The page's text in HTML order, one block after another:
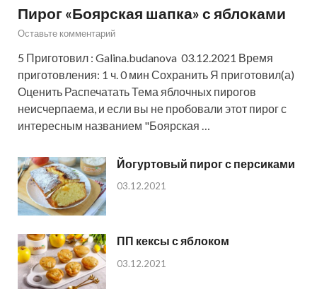
Пирог «Боярская шапка» с яблоками
Оставьте комментарий
5 Приготовил : Galina.budanova 03.12.2021 Время
приготовления: 1 ч. 0 мин Сохранить Я приготовил(а)
Оценить Распечатать Тема яблочных пирогов
неисчерпаема, и если вы не пробовали этот пирог с
интересным названием "Боярская …
Йогуртовый пирог с персиками
03.12.2021
ПП кексы с яблоком
03.12.2021